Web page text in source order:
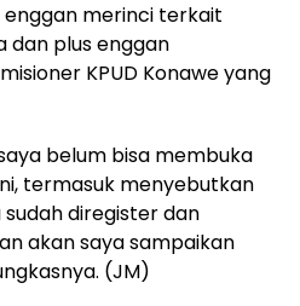
enggan merinci terkait
dan plus enggan
KPUD Konawe yang
belum bisa membuka
termasuk menyebutkan
diregister dan
akan saya sampaikan
(JM)